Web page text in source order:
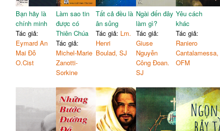
Bạn hãy là
chính minh
Tác giả:
Eymard An
Mai Đỗ
O.Cist
Làm sao tin
được có
Thiên Chúa
Tác giả:
Michel-Marie
Zanotti-
Sorkine
Tất cả đều là
ân sủng
Tác giả: Lm.
Henri
Boulad, SJ
Ngài đến đây
làm gì?
Tác giả:
Giuse
Nguyễn
Công Đoan.
SJ
Yêu cách
khác
Tác giả:
Raniero
Cantalamessa,
OFM